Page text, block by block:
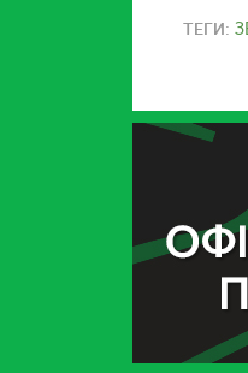
ТЕГИ: